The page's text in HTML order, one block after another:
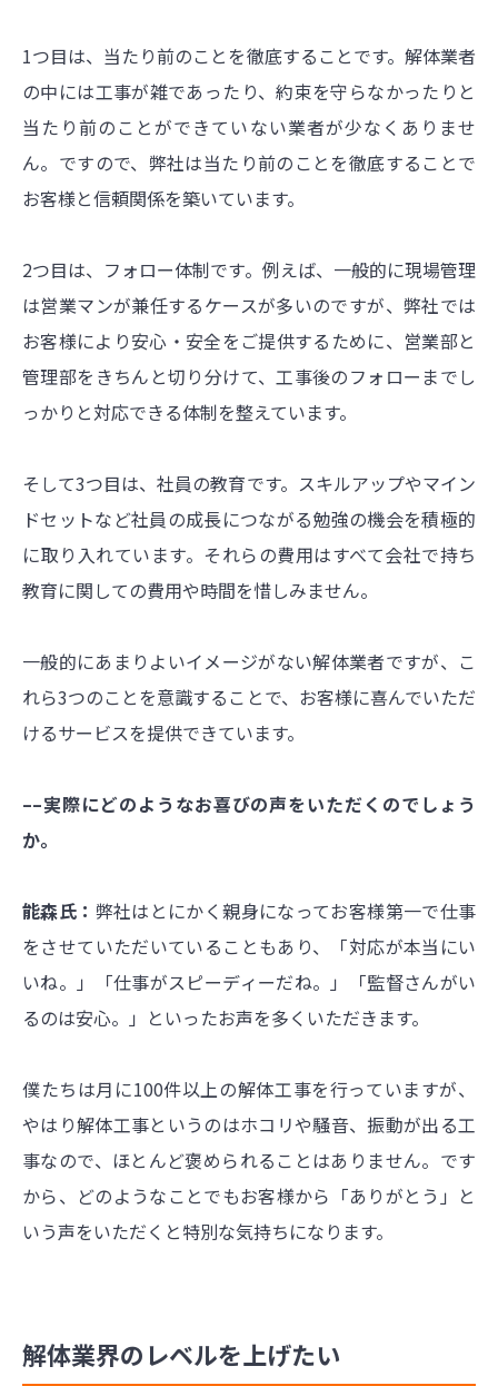
1つ目は、当たり前のことを徹底することです。解体業者
の中には工事が雑であったり、約束を守らなかったりと
当たり前のことができていない業者が少なくありませ
ん。ですので、弊社は当たり前のことを徹底することで
お客様と信頼関係を築いています。
2つ目は、フォロー体制です。例えば、一般的に現場管理
は営業マンが兼任するケースが多いのですが、弊社では
お客様により安心・安全をご提供するために、営業部と
管理部をきちんと切り分けて、工事後のフォローまでし
っかりと対応できる体制を整えています。
そして3つ目は、社員の教育です。スキルアップやマイン
ドセットなど社員の成長につながる勉強の機会を積極的
に取り入れています。それらの費用はすべて会社で持ち
教育に関しての費用や時間を惜しみません。
一般的にあまりよいイメージがない解体業者ですが、こ
れら3つのことを意識することで、お客様に喜んでいただ
けるサービスを提供できています。
––実際にどのようなお喜びの声をいただくのでしょう
か。
能森氏： 弊社はとにかく親身になってお客様第一で仕事
をさせていただいていることもあり、「対応が本当にい
いね。」「仕事がスピーディーだね。」「監督さんがい
るのは安心。」といったお声を多くいただきます。
僕たちは月に100件以上の解体工事を行っていますが、
やはり解体工事というのはホコリや騒音、振動が出る工
事なので、ほとんど褒められることはありません。です
から、どのようなことでもお客様から「ありがとう」と
いう声をいただくと特別な気持ちになります。
解体業界のレベルを上げたい